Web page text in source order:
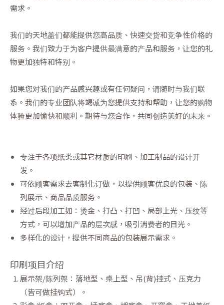
需求。
我们的天地盖们都能提供您高品质、快速交货和竞争性价格的
服务。我们致力于为客户提供最满意的产品和服务，让您的礼
物更加独特和特别。
如果您对我们的产品感兴趣或有任何疑问，请随时与我们联
系。我们的专业团队将竭诚为您提供支持和帮助，让您的购物
体验更加愉快和顺利。期待与您合作，共同创造美好的未来。
专注于各项纸类或其它材质的印刷、加工制品的设计开
发。
可依顾客需求去客制化订做，以提供顾客优良的包装、陈
列展示、商品品质服务。
经过后段加工如：烫金、打凸、打凹、局部上光、压纹等
方式，可以增加产品的层次感，吸引消费者的目光。
多样化的设计，提供不同商品的包装展示需求。
印刷项目介绍
展示架/陈列架：落地型、桌上型、吊(背)挂式、压克力
（皆可做挂钩式）。